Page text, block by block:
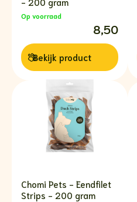
Op voorraad
8,50
Bekijk product
Chomi Pets - Eendfilet
Strips - 200 gram